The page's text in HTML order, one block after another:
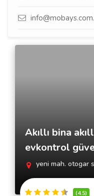
Akıllı bina
evkontrol
yeni mah. otogar
(4.5)